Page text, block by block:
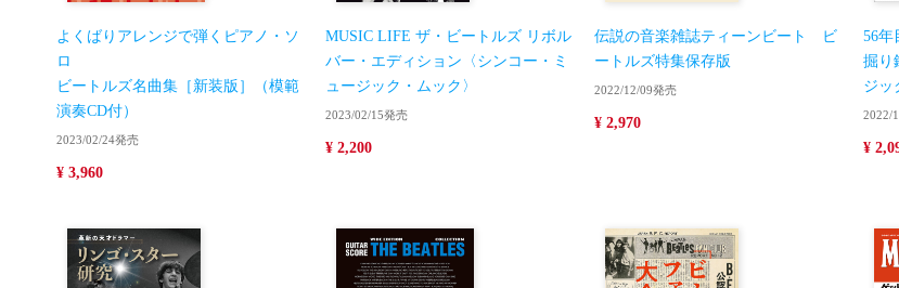
よくばりアレンジで弾くピアノ・ソ
ロ
ビートルズ名曲集［新装版］（模範
演奏CD付）
2023/02/24発売
¥ 3,960
MUSIC LIFE ザ・ビートルズ リボル
バー・エディション〈シンコー・ミ
ュージック・ムック〉
2023/02/15発売
¥ 2,200
伝説の音楽雑誌ティーンビート ビ
ートルズ特集保存版
2022/12/09発売
¥ 2,970
56年
掘り
ジッ
2022/
¥